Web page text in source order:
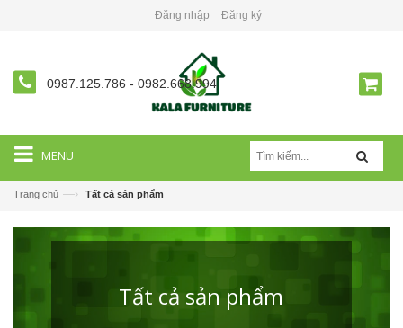
Đăng nhập Đăng ký
0987.125.786 - 0982.668.994
MENU
Trang chủ —› Tất cả sản phẩm
Tất cả sản phẩm